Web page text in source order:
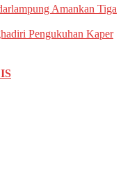
Amankan Tiga
Pengukuhan Kaper